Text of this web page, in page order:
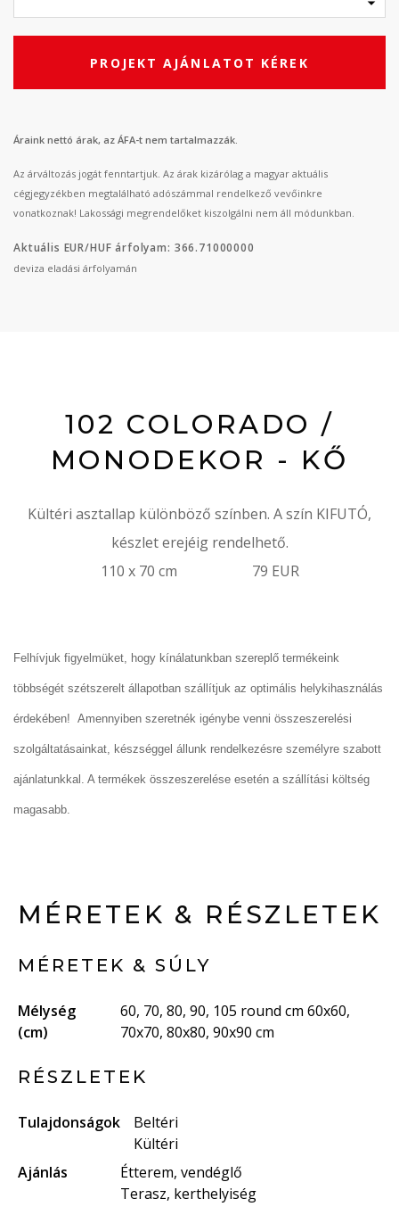
PROJEKT AJÁNLATOT KÉREK
Áraink nettó árak, az ÁFA-t nem tartalmazzák.
Az árváltozás jogát fenntartjuk. Az árak kizárólag a magyar aktuális
cégjegyzékben megtalálható adószámmal rendelkező vevőinkre
vonatkoznak! Lakossági megrendelőket kiszolgálni nem áll módunkban.
Aktuális EUR/HUF árfolyam: 366.71000000
deviza eladási árfolyamán
102 COLORADO /
MONODEKOR - KŐ
Kültéri asztallap különböző színben. A szín KIFUTÓ,
készlet erejéig rendelhető.
110 x 70 cm 79 EUR
Felhívjuk figyelmüket, hogy kínálatunkban szereplő termékeink
többségét szétszerelt állapotban szállítjuk az optimális helykihasználás
érdekében! Amennyiben szeretnék igénybe venni összeszerelési
szolgáltatásainkat, készséggel állunk rendelkezésre személyre szabott
ajánlatunkkal. A termékek összeszerelése esetén a szállítási költség
magasabb.
MÉRETEK & RÉSZLETEK
MÉRETEK & SÚLY
Mélység
(cm)
60, 70, 80, 90, 105 round cm 60x60,
70x70, 80x80, 90x90 cm
RÉSZLETEK
Tulajdonságok
Beltéri
Kültéri
Ajánlás
Étterem, vendéglő
Terasz, kerthelyiség